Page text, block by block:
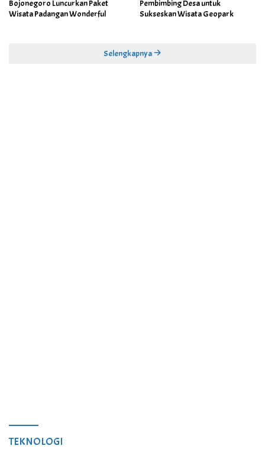
Bojonegoro Luncurkan Paket
Wisata Padangan Wonderful
Pembimbing Desa untuk
Sukseskan Wisata Geopark
Selengkapnya
TEKNOLOGI